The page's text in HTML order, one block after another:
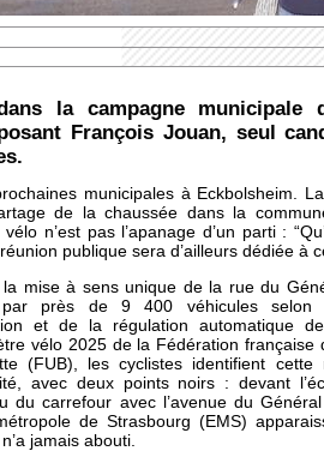
la campagne municipale
François Jouan, seul
municipales à Eckbolsheim.
de la chaussée dans la
n’est pas l’apanage d’un parti :
publique sera d’ailleurs dédiée à
mise à sens unique de la rue du
par près de 9 400 véhicules selon
et de la régulation automatique
vélo 2025 de la Fédération française
(FUB), les cyclistes identifient cette
avec deux points noirs : devant
du carrefour avec l’avenue du
de Strasbourg (EMS)
jamais abouti.